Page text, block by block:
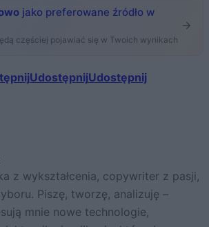
jako preferowane źródło w
częściej pojawiać się w Twoich wynikach
UdostępnijUdostępnij
z wykształcenia, copywriter z pasji,
Piszę, tworzę, analizuję –
mnie nowe technologie,